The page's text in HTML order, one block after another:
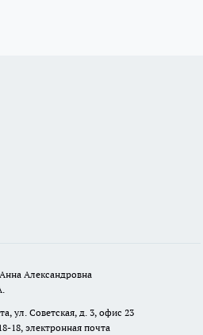
Александровна
ул. Советская, д. 3, офис 23
18, электронная почта